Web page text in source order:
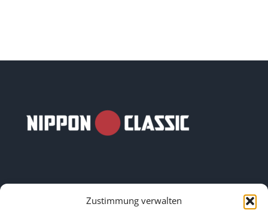
Zustimmung verwalten